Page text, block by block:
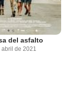
del asfalto
de 2021